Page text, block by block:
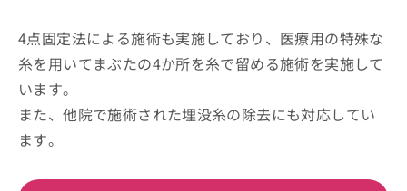
4点固定法による施術も実施しており、医療用の特殊な
糸を用いてまぶたの4か所を糸で留める施術を実施して
います。
また、他院で施術された埋没糸の除去にも対応してい
ます。